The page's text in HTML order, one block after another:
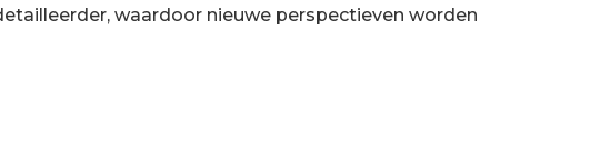
waardoor nieuwe perspectieven worden